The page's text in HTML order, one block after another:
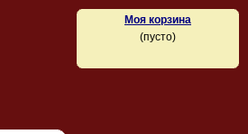
Моя корзина
(пусто)